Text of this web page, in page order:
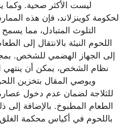
ليست الأكثر صحية. وكما
لحكومة كوينزلاند، فإن هذه
التلوث المتبادل، مما
اللحوم النيئة بالانتقال إلى
إلى الجهاز الهضمي للشخص.
نظام الشخص، يمكن أن ينتهي
ويوصي المقال بتخزين
للثلاجة لضمان عدم دخول عصارة
الطعام المطبوخ. بالإضافة إلى
باللحوم في أكياس محكمة